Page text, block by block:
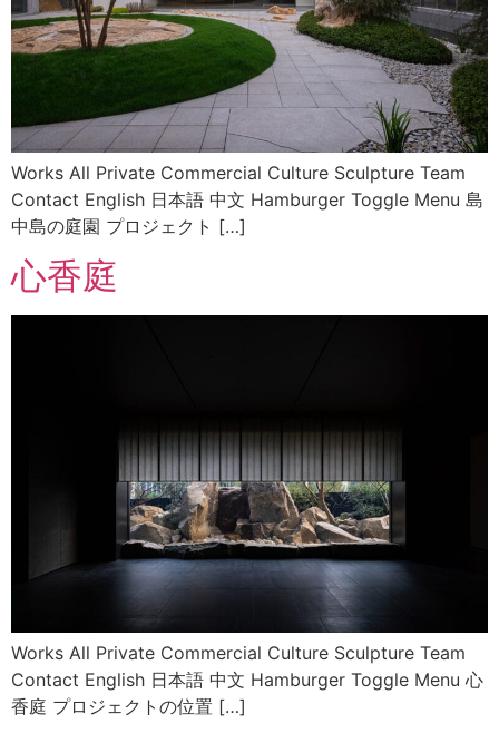
Works All Private Commercial Culture Sculpture Team
Contact English 日本語 中文 Hamburger Toggle Menu 島
中島の庭園 プロジェクト […]
心香庭
Works All Private Commercial Culture Sculpture Team
Contact English 日本語 中文 Hamburger Toggle Menu 心
香庭 プロジェクトの位置 […]